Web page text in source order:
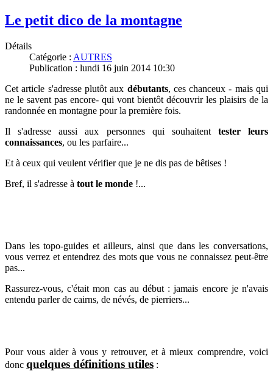
Le petit dico de la montagne
Détails
Catégorie : AUTRES
Publication : lundi 16 juin 2014 10:30
Cet article s'adresse plutôt aux débutants, ces chanceux - mais qui
ne le savent pas encore- qui vont bientôt découvrir les plaisirs de la
randonnée en montagne pour la première fois.
Il s'adresse aussi aux personnes qui souhaitent tester leurs
connaissances, ou les parfaire...
Et à ceux qui veulent vérifier que je ne dis pas de bêtises !
Bref, il s'adresse à tout le monde !...
Dans les topo-guides et ailleurs, ainsi que dans les conversations,
vous verrez et entendrez des mots que vous ne connaissez peut-être
pas...
Rassurez-vous, c'était mon cas au début : jamais encore je n'avais
entendu parler de cairns, de névés, de pierriers...
Pour vous aider à vous y retrouver, et à mieux comprendre, voici
donc quelques définitions utiles :